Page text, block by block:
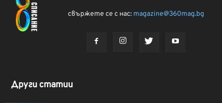
свържете се с нас: magazine@360mag.bg
Други статии